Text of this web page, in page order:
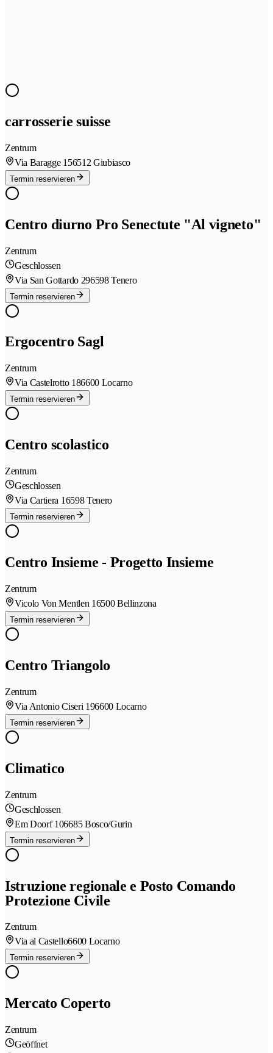
carrosserie suisse
Zentrum
Via Baragge 156512 Giubiasco
Termin reservieren
Centro diurno Pro Senectute "Al vigneto"
Zentrum
Geschlossen
Via San Gottardo 296598 Tenero
Termin reservieren
Ergocentro Sagl
Zentrum
Via Castelrotto 186600 Locarno
Termin reservieren
Centro scolastico
Zentrum
Geschlossen
Via Cartiera 16598 Tenero
Termin reservieren
Centro Insieme - Progetto Insieme
Zentrum
Vicolo Von Mentlen 16500 Bellinzona
Termin reservieren
Centro Triangolo
Zentrum
Via Antonio Ciseri 196600 Locarno
Termin reservieren
Climatico
Zentrum
Geschlossen
Em Doorf 106685 Bosco/Gurin
Termin reservieren
Istruzione regionale e Posto Comando
Protezione Civile
Zentrum
Via al Castello6600 Locarno
Termin reservieren
Mercato Coperto
Zentrum
Geöffnet